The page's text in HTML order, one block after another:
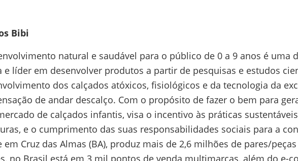
Bibi
natural e saudável para o público de 0 a 9 anos é uma
e líder em desenvolver produtos a partir de pesquisas e estudos
dos calçados atóxicos, fisiológicos e da tecnologia da
de andar descalço. Com o propósito de fazer o bem para
de calçados infantis, visa o incentivo às práticas
e o cumprimento das suas responsabilidades sociais para a
em Cruz das Almas (BA), produz mais de 2,6 milhões de pares/
no Brasil está em 3 mil pontos de venda multimarcas, além do e-